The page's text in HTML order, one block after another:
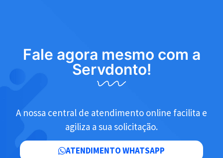
Fale agora mesmo com a
Servdonto!
A nossa central de atendimento online facilita e
agiliza a sua solicitação.
ATENDIMENTO WHATSAPP